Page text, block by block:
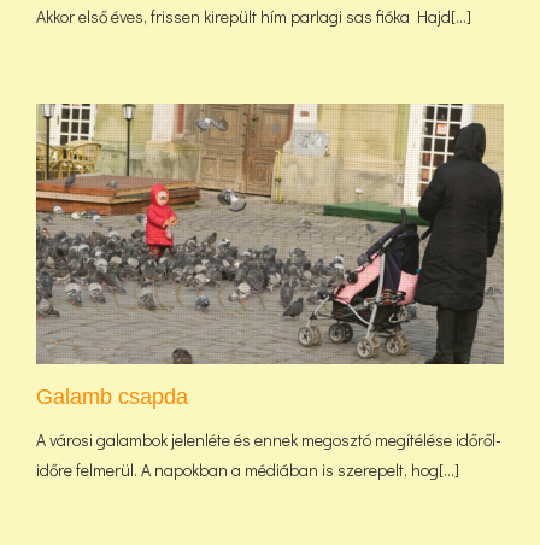
Akkor első éves, frissen kirepült hím parlagi sas fióka Hajd[...]
Galamb csapda
A városi galambok jelenléte és ennek megosztó megítélése időről-
időre felmerül. A napokban a médiában is szerepelt, hog[...]